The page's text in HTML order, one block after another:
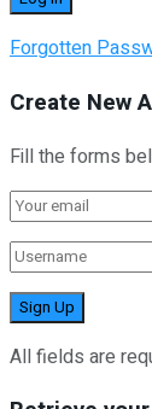
Forgotten
Create New
Fill the forms
All fields are